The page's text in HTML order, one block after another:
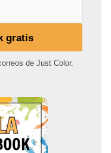
gratis
de Just Color.